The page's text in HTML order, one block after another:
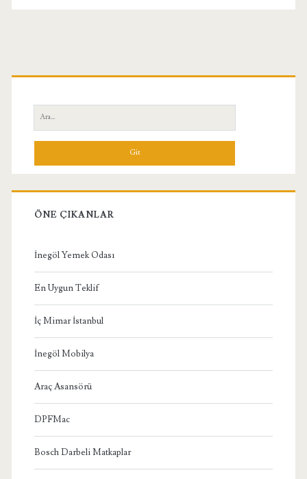
Birincil
Yan
Menü
Ara:
ÖNE ÇIKANLAR
İnegöl Yemek Odası
En Uygun Teklif
İç Mimar İstanbul
İnegöl Mobilya
Araç Asansörü
DPFMac
Bosch Darbeli Matkaplar